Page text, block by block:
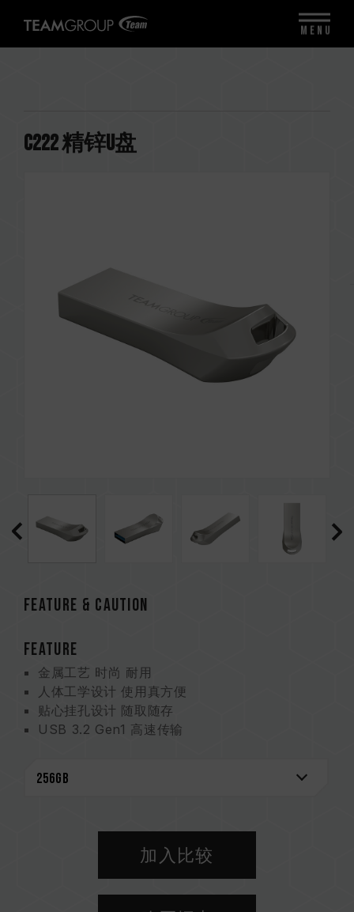
C222 精锌U盘
Feature & CAUTION
FEATURE
金属工艺 时尚 耐用
人体工学设计 使用真方便
贴心挂孔设计 随取随存
USB 3.2 Gen1 高速传输
加入比较
MENU